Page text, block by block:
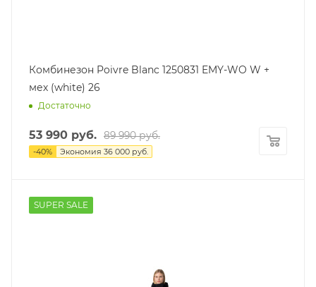
Комбинезон Poivre Blanc 1250831 EMY-WO W +
мех (white) 26
Достаточно
53 990 руб. 89 990руб.
-40% Экономия 36 000 руб.
SUPER SALE